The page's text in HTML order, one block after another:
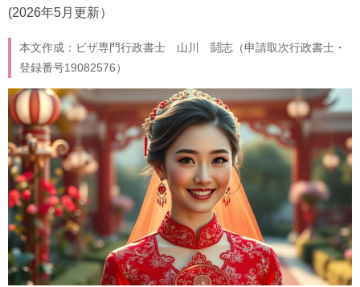
(2026年5月更新）
本文作成：ビザ専門行政書士 山川 鬪志（申請取次行政書士・
登録番号19082576）